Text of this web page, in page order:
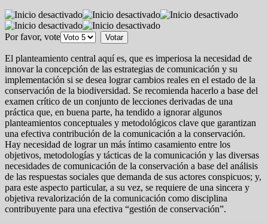
Por favor, vote
El planteamiento central aquí es, que es imperiosa la necesidad de
innovar la concepción de las estrategias de comunicación y su
implementación si se desea lograr cambios reales en el estado de la
conservación de la biodiversidad. Se recomienda hacerlo a base del
examen crítico de un conjunto de lecciones derivadas de una
práctica que, en buena parte, ha tendido a ignorar algunos
planteamientos conceptuales y metodológicos clave que garantizan
una efectiva contribución de la comunicación a la conservación.
Hay necesidad de lograr un más íntimo casamiento entre los
objetivos, metodologías y tácticas de la comunicación y las diversas
necesidades de comunicación de la conservación a base del análisis
de las respuestas sociales que demanda de sus actores conspicuos; y,
para este aspecto particular, a su vez, se requiere de una sincera y
objetiva revalorización de la comunicación como disciplina
contribuyente para una efectiva “gestión de conservación”.